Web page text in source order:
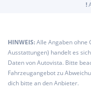
!
HINWEIS:Alle Angaben ohne
Ausstattungen) handelt es
Daten von Autovista. Bitte
Fahrzeugangebot zu
dich bitte an den Anbieter.